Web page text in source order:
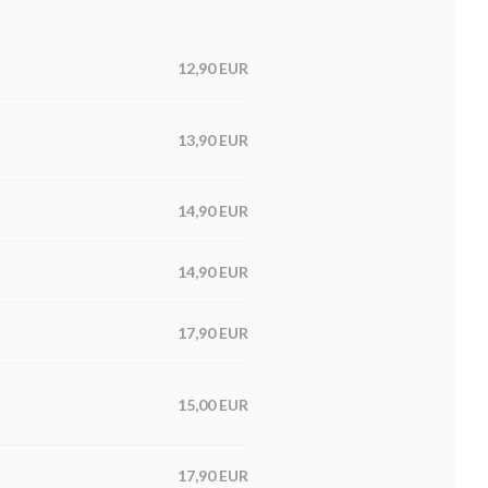
12,90 EUR
13,90 EUR
14,90 EUR
14,90 EUR
17,90 EUR
15,00 EUR
17,90 EUR